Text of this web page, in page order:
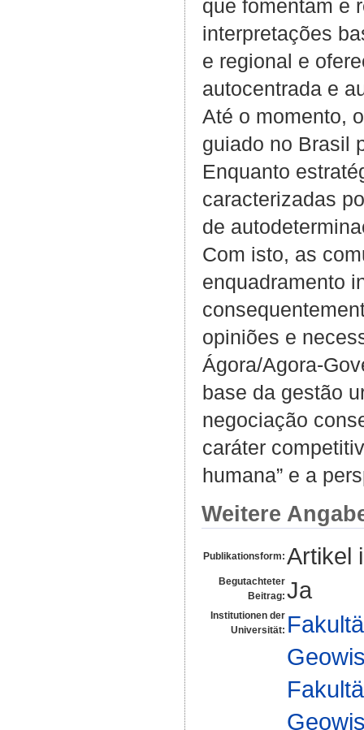
que fomentam e
interpretações
e regional e
autocentrada e
Até o momento,
guiado no Brasil
Enquanto
caracterizadas
de
Com isto, as
enquadramento
opiniões e
Ágora/Agora-
base da gestão
negociação
caráter
humana” e a
Weitere
Publikationsform: Artikel
Begutachteter
Beitrag: Ja
Institutionen der
Universität: